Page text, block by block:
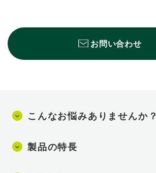
お問い合わせ
こんなお悩みありませんか？
製品の特長